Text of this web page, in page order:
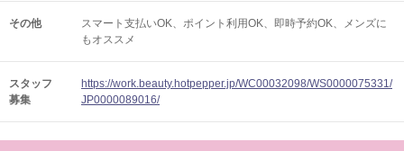
その他 スマート支払いOK ポイント利用OK 即時予約OK
メンズに
もオススメ
スタッフ
募集
https://work.beauty.hotpepper.jp/WC00032098/WS0000075331/
JP0000089016/